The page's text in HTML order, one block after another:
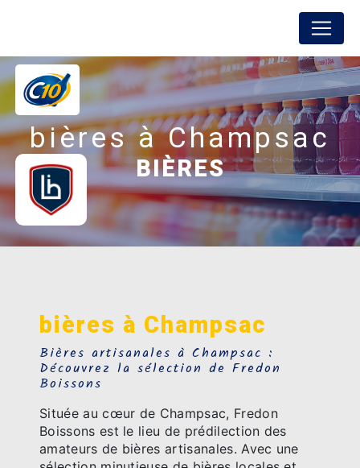
bières à Champsac
BIÈRES
bières à Champsac
Bières artisanales à Champsac :
Découvrez la sélection de Fredon
Boissons
Située au cœur de Champsac, Fredon
Boissons est le lieu de prédilection des
amateurs de bières artisanales. Avec une